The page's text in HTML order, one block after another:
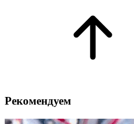
Рекомендуем